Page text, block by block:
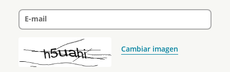
E-mail
Cambiar imagen